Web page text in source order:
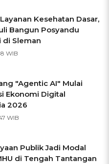
Kesehatan Dasar,
Bangun Posyandu
di Sleman
WIB
"Agentic AI" Mulai
Ekonomi Digital
2026
WIB
Publik Jadi Modal
di Tengah Tantangan